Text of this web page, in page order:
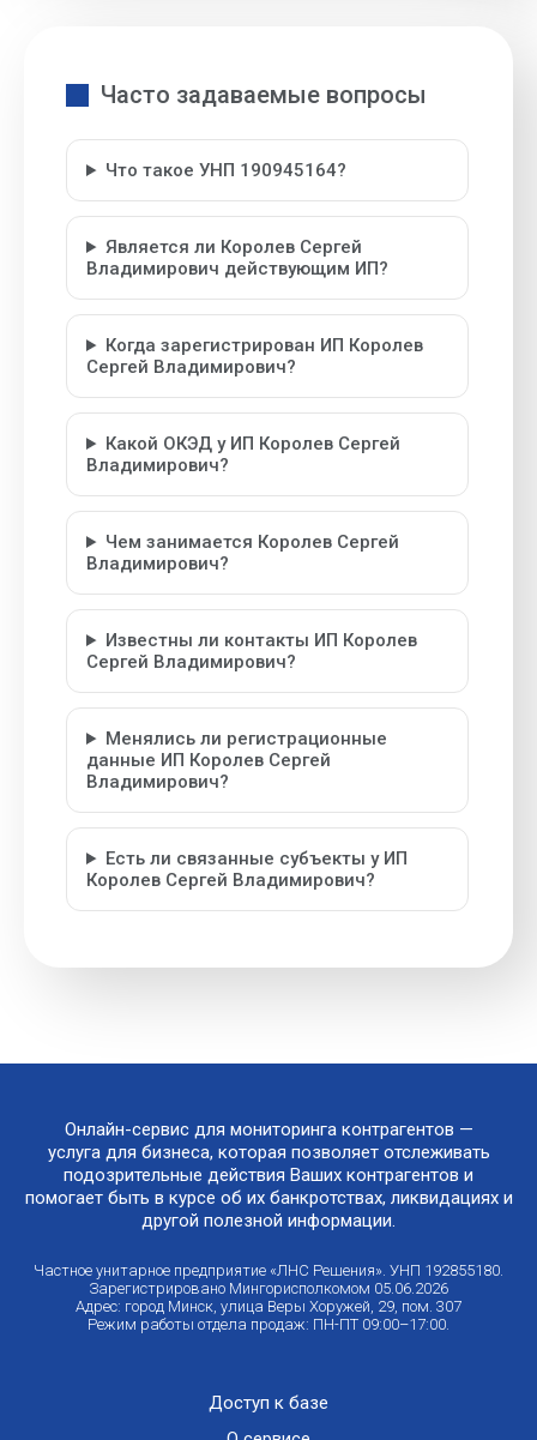
Часто задаваемые вопросы
Что такое УНП 190945164?
Является ли Королев Сергей
Владимирович действующим ИП?
Когда зарегистрирован ИП Королев
Сергей Владимирович?
Какой ОКЭД у ИП Королев Сергей
Владимирович?
Чем занимается Королев Сергей
Владимирович?
Известны ли контакты ИП Королев
Сергей Владимирович?
Менялись ли регистрационные
данные ИП Королев Сергей
Владимирович?
Есть ли связанные субъекты у ИП
Королев Сергей Владимирович?
Онлайн-сервис для мониторинга контрагентов —
услуга для бизнеса, которая позволяет отслеживать
подозрительные действия Ваших контрагентов и
помогает быть в курсе об их банкротствах, ликвидациях и
другой полезной информации.
Частное унитарное предприятие «ЛНС Решения». УНП 192855180.
Зарегистрировано Мингорисполкомом 05.06.2026
Адрес: город Минск, улица Веры Хоружей, 29, пом. 307
Режим работы отдела продаж: ПН-ПТ 09:00–17:00.
Доступ к базе